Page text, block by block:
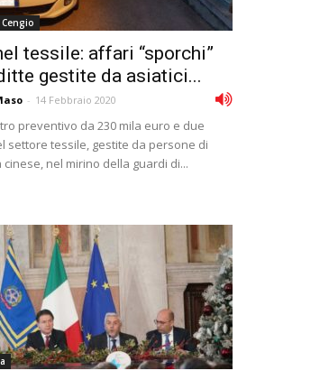
tessile: affari “sporchi”
gestite da asiatici...
- 14 Febbraio 2020
preventivo da 230 mila euro e due
settore tessile, gestite da persone di
nel mirino della guardi di...